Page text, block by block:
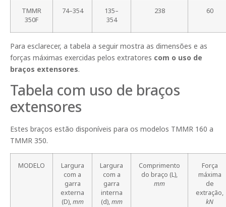
TMMR
350F
74–354
135–
354
238 60
Para esclarecer, a tabela a seguir mostra as dimensões e as
forças máximas exercidas pelos extratores com o uso de
braços extensores.
Tabela com uso de braços
extensores
Estes braços estão disponíveis para os modelos TMMR 160 a
TMMR 350.
MODELO
Largura
com a
garra
externa
(D),mm
Largura
com a
garra
interna
(d),mm
Comprimento
do braço (L),
mm
Força
máxima
de
extração,
kN